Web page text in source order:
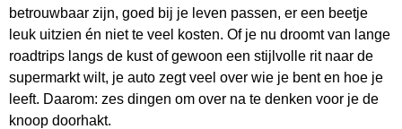
betrouwbaar zijn, goed bij je leven passen, er een beetje
leuk uitzien én niet te veel kosten. Of je nu droomt van lange
roadtrips langs de kust of gewoon een stijlvolle rit naar de
supermarkt wilt, je auto zegt veel over wie je bent en hoe je
leeft. Daarom: zes dingen om over na te denken voor je de
knoop doorhakt.